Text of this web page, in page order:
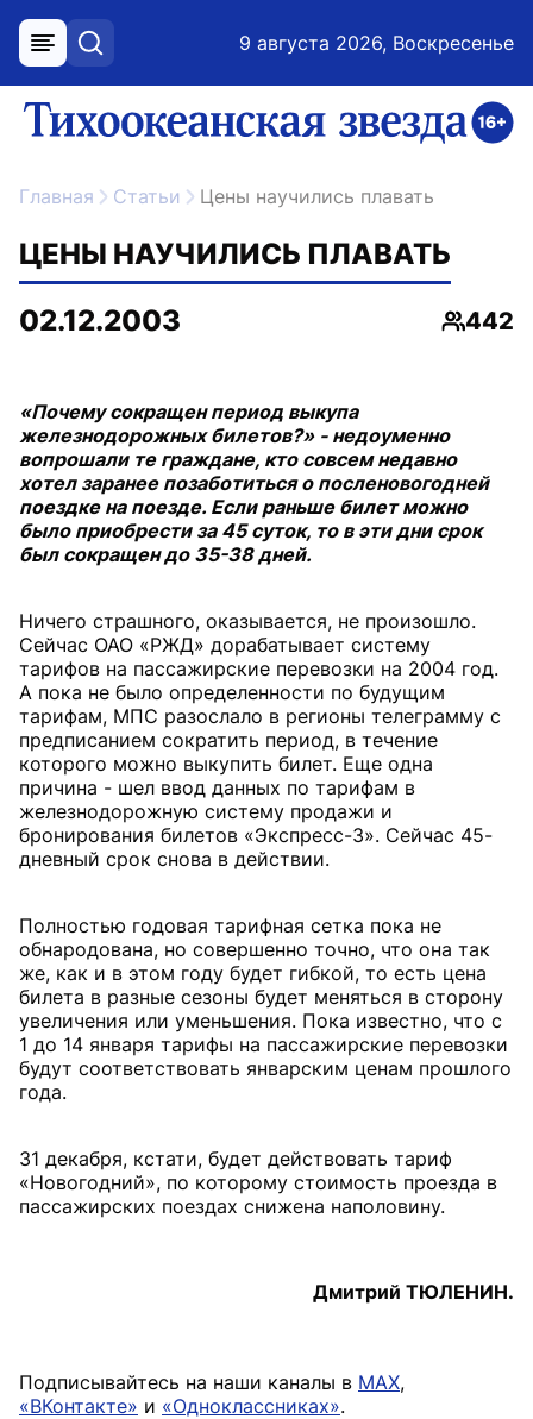
меню поиск 9 августа 2026, Воскресенье
ссылка на главную
Главная Статьи Цены научились плавать
ЦЕНЫ НАУЧИЛИСЬ ПЛАВАТЬ
02.12.2003
442
«Почему сокращен период выкупа
железнодорожных билетов?» - недоуменно
вопрошали те граждане, кто совсем недавно
хотел заранее позаботиться о посленовогодней
поездке на поезде. Если раньше билет можно
было приобрести за 45 суток, то в эти дни срок
был сокращен до 35-38 дней.
Ничего страшного, оказывается, не произошло.
Сейчас ОАО «РЖД» дорабатывает систему
тарифов на пассажирские перевозки на 2004 год.
А пока не было определенности по будущим
тарифам, МПС разослало в регионы телеграмму с
предписанием сократить период, в течение
которого можно выкупить билет. Еще одна
причина - шел ввод данных по тарифам в
железнодорожную систему продажи и
бронирования билетов «Экспресс-3». Сейчас 45-
дневный срок снова в действии.
Полностью годовая тарифная сетка пока не
обнародована, но совершенно точно, что она так
же, как и в этом году будет гибкой, то есть цена
билета в разные сезоны будет меняться в сторону
увеличения или уменьшения. Пока известно, что с
1 до 14 января тарифы на пассажирские перевозки
будут соответствовать январским ценам прошлого
года.
31 декабря, кстати, будет действовать тариф
«Новогодний», по которому стоимость проезда в
пассажирских поездах снижена наполовину.
Дмитрий ТЮЛЕНИН.
Подписывайтесь на наши каналы в MAX,
«ВКонтакте» и «Одноклассниках».